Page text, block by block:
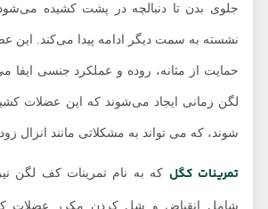
جلوی بدن تا دنبالچه در پشت کشیده می‌شود و
نشسته به سمت دیگر ادامه پیدا می‌کند. این
حمایت از مثانه، روده و عملکرد جنسی ایفا
لگن زمانی ایجاد می‌شوند که این عضلات
شوند، که می‌ تواند به مشکلاتی مانند انزال
تمرینات کگل که به نام تمرینات کف لگن نیز
شامل انقباض و شل کردن مکرر عضلات کف